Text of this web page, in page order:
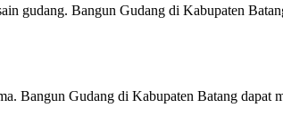
gudang. Bangun Gudang di Kabupaten
Bangun Gudang di Kabupaten Batang